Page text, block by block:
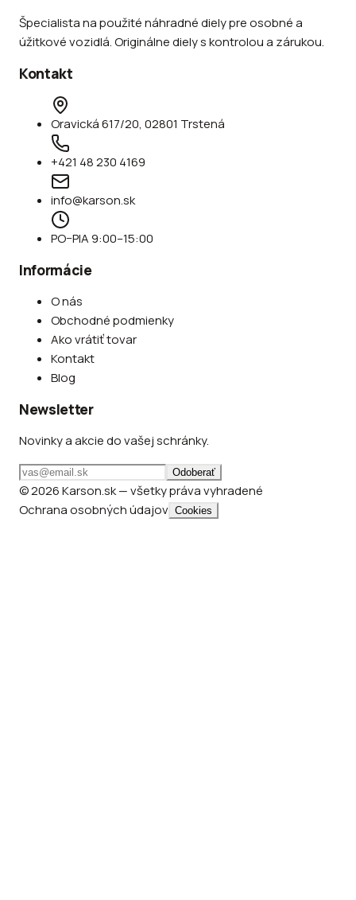
Špecialista na použité náhradné diely pre osobné a
úžitkové vozidlá. Originálne diely s kontrolou a zárukou.
Kontakt
Oravická 617/20, 02801 Trstená
+421 48 230 4169
info@karson.sk
PO–PIA 9:00–15:00
Informácie
O nás
Obchodné podmienky
Ako vrátiť tovar
Kontakt
Blog
Newsletter
Novinky a akcie do vašej schránky.
Odoberať
© 2026 Karson.sk — všetky práva vyhradené
Ochrana osobných údajov Cookies